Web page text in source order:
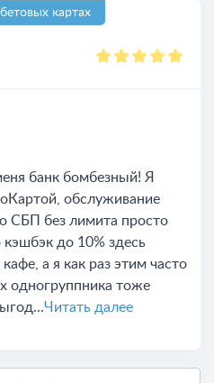
картах
банк бомбезный! Я
обслуживание
СБП без лимита просто
кэшбэк до 10% здесь
а я как раз этим часто
одногруппника тоже
Читать далее